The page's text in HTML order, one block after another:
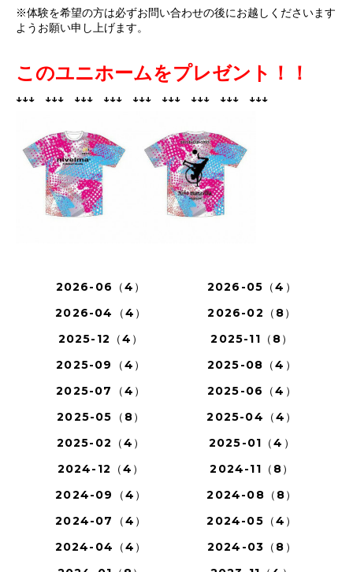
※体験を希望の方は必ずお問い合わせの後にお越しくださいます
ようお願い申し上げます。
このユニホームをプレゼント！！
↓↓↓ ↓↓↓ ↓↓↓ ↓↓↓ ↓↓↓ ↓↓↓ ↓↓↓ ↓↓↓ ↓↓↓
2026-06（4）
2026-05（4）
2026-04（4）
2026-02（8）
2025-12（4）
2025-11（8）
2025-09（4）
2025-08（4）
2025-07（4）
2025-06（4）
2025-05（8）
2025-04（4）
2025-02（4）
2025-01（4）
2024-12（4）
2024-11（8）
2024-09（4）
2024-08（8）
2024-07（4）
2024-05（4）
2024-04（4）
2024-03（8）